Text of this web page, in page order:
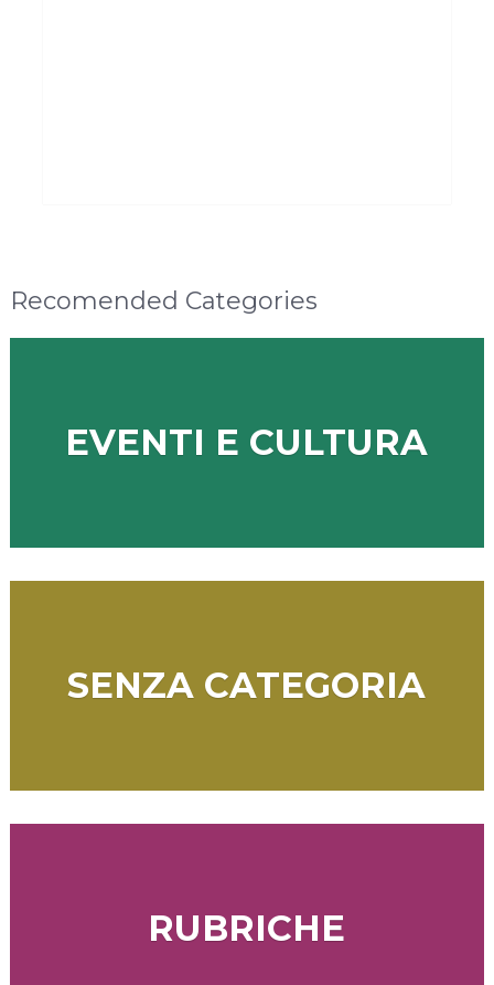
Recomended Categories
EVENTI E CULTURA
SENZA CATEGORIA
RUBRICHE